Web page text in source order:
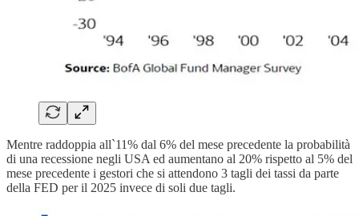
Mentre raddoppia all`11% dal 6% del mese precedente la probabilità
di una recessione negli USA ed aumentano al 20% rispetto al 5% del
mese precedente i gestori che si attendono 3 tagli dei tassi da parte
della FED per il 2025 invece di soli due tagli.